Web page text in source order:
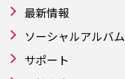
最新情報
ソーシャルアルバム
サポート